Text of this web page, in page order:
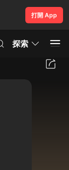
打開 App
探索